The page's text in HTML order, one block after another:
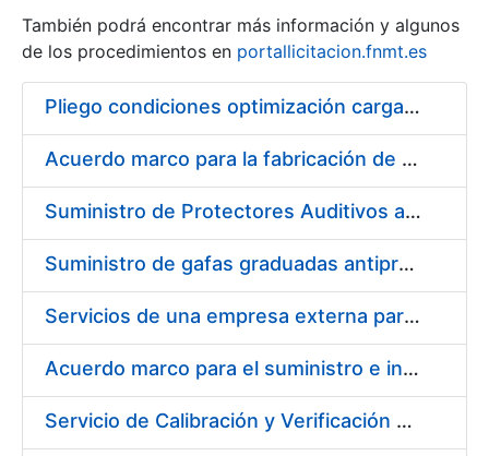
Show/Hide
También podrá encontrar más información y algunos
de los procedimientos en portallicitacion.fnmt.es
Pliego condiciones optimización cargas compras firmado
Acuerdo marco para la fabricación de piezas
Suministro de Protectores Auditivos a medida para las personas trabajadoras de los Centros de Trabajo de Madrid y Burgos
Suministro de gafas graduadas antiproyecciones para los trabajadores de la FNMT-RCM en los centros de trabajo de Madrid y Burgos
Servicios de una empresa externa para el asesoramiento y resolución de los recursos de alzada que se presentan relacionados con procesos de selección para la FNMT-RCM
Acuerdo marco para el suministro e instalación de persianas, estores y otros complementos
Servicio de Calibración y Verificación Externa de los Equipos de Medición del Servicio de Prevención de la FNMT-RCM